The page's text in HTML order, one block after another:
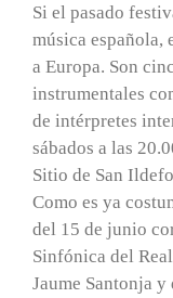
Si el pasado
música española,
a Europa. Son
instrumentales
de intérpretes
sábados a las
Sitio de San
Como es ya
del 15 de junio
Sinfónica del
Jaume Santonja y